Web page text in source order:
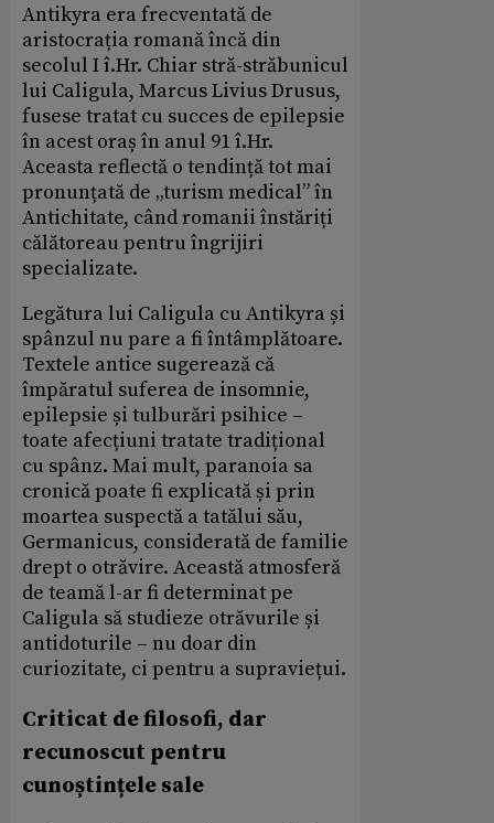
Antikyra era frecventată de
aristocrația romană încă din
secolul I î.Hr. Chiar stră-străbunicul
lui Caligula, Marcus Livius Drusus,
fusese tratat cu succes de epilepsie
în acest oraș în anul 91 î.Hr.
Aceasta reflectă o tendință tot mai
pronunțată de „turism medical” în
Antichitate, când romanii înstăriți
călătoreau pentru îngrijiri
specializate.
Legătura lui Caligula cu Antikyra și
spânzul nu pare a fi întâmplătoare.
Textele antice sugerează că
împăratul suferea de insomnie,
epilepsie și tulburări psihice –
toate afecțiuni tratate tradițional
cu spânz. Mai mult, paranoia sa
cronică poate fi explicată și prin
moartea suspectă a tatălui său,
Germanicus, considerată de familie
drept o otrăvire. Această atmosferă
de teamă l-ar fi determinat pe
Caligula să studieze otrăvurile și
antidoturile – nu doar din
curiozitate, ci pentru a supraviețui.
Criticat de filosofi, dar
recunoscut pentru
cunoștințele sale